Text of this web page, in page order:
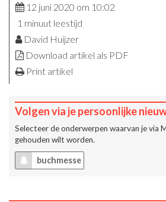
12 juni 2020 om 10:02
1 minuut leestijd
David Huijzer
Download artikel als PDF
Print artikel
Volgen via je persoonlijke
Selecteer de onderwerpen waarvan je via
gehouden wilt worden.
buchmesse